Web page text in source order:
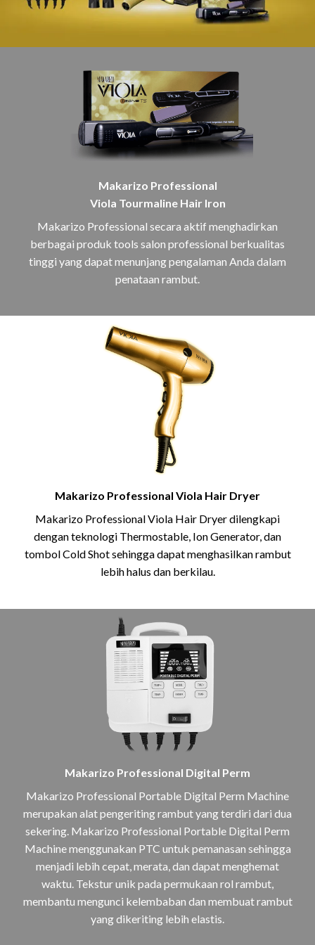
Makarizo Professional
Viola Tourmaline Hair Iron
Makarizo Professional secara aktif menghadirkan
berbagai produk tools salon professional berkualitas
tinggi yang dapat menunjang pengalaman Anda dalam
penataan rambut.
Makarizo Professional Viola Hair Dryer
Makarizo Professional Viola Hair Dryer dilengkapi
dengan teknologi Thermostable, Ion Generator, dan
tombol Cold Shot sehingga dapat menghasilkan rambut
lebih halus dan berkilau.
Makarizo Professional Digital Perm
Makarizo Professional Portable Digital Perm Machine
merupakan alat pengeriting rambut yang terdiri dari dua
sekering. Makarizo Professional Portable Digital Perm
Machine menggunakan PTC untuk pemanasan sehingga
menjadi lebih cepat, merata, dan dapat menghemat
waktu. Tekstur unik pada permukaan rol rambut,
membantu mengunci kelembaban dan membuat rambut
yang dikeriting lebih elastis.